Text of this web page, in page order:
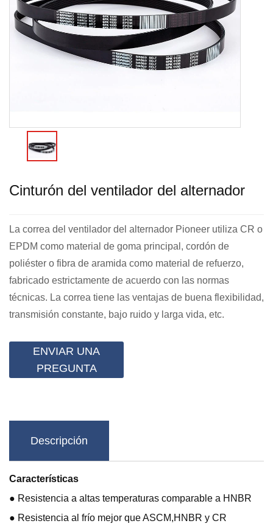
Cinturón del ventilador del alternador
La correa del ventilador del alternador Pioneer utiliza CR o
EPDM como material de goma principal, cordón de
poliéster o fibra de aramida como material de refuerzo,
fabricado estrictamente de acuerdo con las normas
técnicas. La correa tiene las ventajas de buena flexibilidad,
transmisión constante, bajo ruido y larga vida, etc.
ENVIAR UNA
PREGUNTA
Descripción
Características
● Resistencia a altas temperaturas comparable a HNBR
● Resistencia al frío mejor que ASCM,HNBR y CR